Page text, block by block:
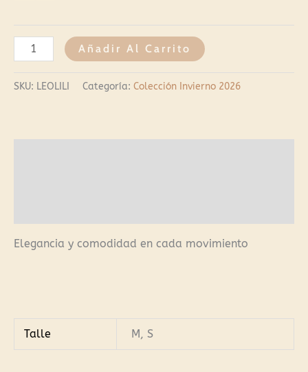
Añadir Al Carrito
SKU: LEOLILI Categoría: Colección Invierno 2026
Elegancia y comodidad en cada movimiento
Talle M, S